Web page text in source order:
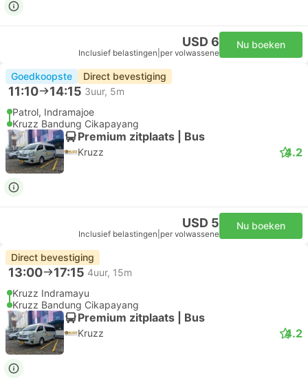
USD 6
Inclusief belastingen per volwassene
Nu boeken
Goedkoopste Direct bevestiging
11:10 14:15 3uur, 5m
Patrol, Indramajoe
Kruzz Bandung Cikapayang
Premium zitplaats | Bus
Kruzz 4.2
USD 5
Inclusief belastingen per volwassene
Nu boeken
Direct bevestiging
13:00 17:15 4uur, 15m
Kruzz Indramayu
Kruzz Bandung Cikapayang
Premium zitplaats | Bus
Kruzz 4.2